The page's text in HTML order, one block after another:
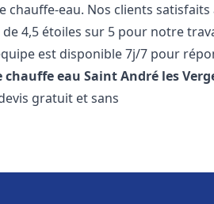
chauffe-eau. Nos clients
4,5 étoiles sur 5 pour notre
est disponible 7j/7 pour
eau Saint André les
gratuit et sans